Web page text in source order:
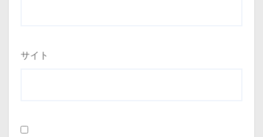
サイト